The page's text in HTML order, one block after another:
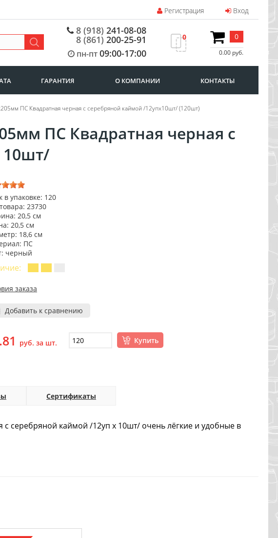
Регистрация Вход
8 (918) 241-08-08
8 (861) 200-25-91
пн-пт09:00-17:00
0 0
0.00 руб.
ГАРАНТИЯ О КОМПАНИИ КОНТАКТЫ
ПС Квадратная черная с серебряной каймой /12упх10шт/ (120шт)
ПС Квадратная черная с
10шт/
в упаковке: 120
23730
20,5 см
20,5 см
18,6 см
ПС
черный
заказа
Добавить к сравнению
руб. за шт. Купить
Сертификаты
серебряной каймой /12уп х 10шт/ очень лёгкие и удобные в